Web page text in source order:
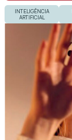
INTELIGÊNCIA
ARTIFICIAL